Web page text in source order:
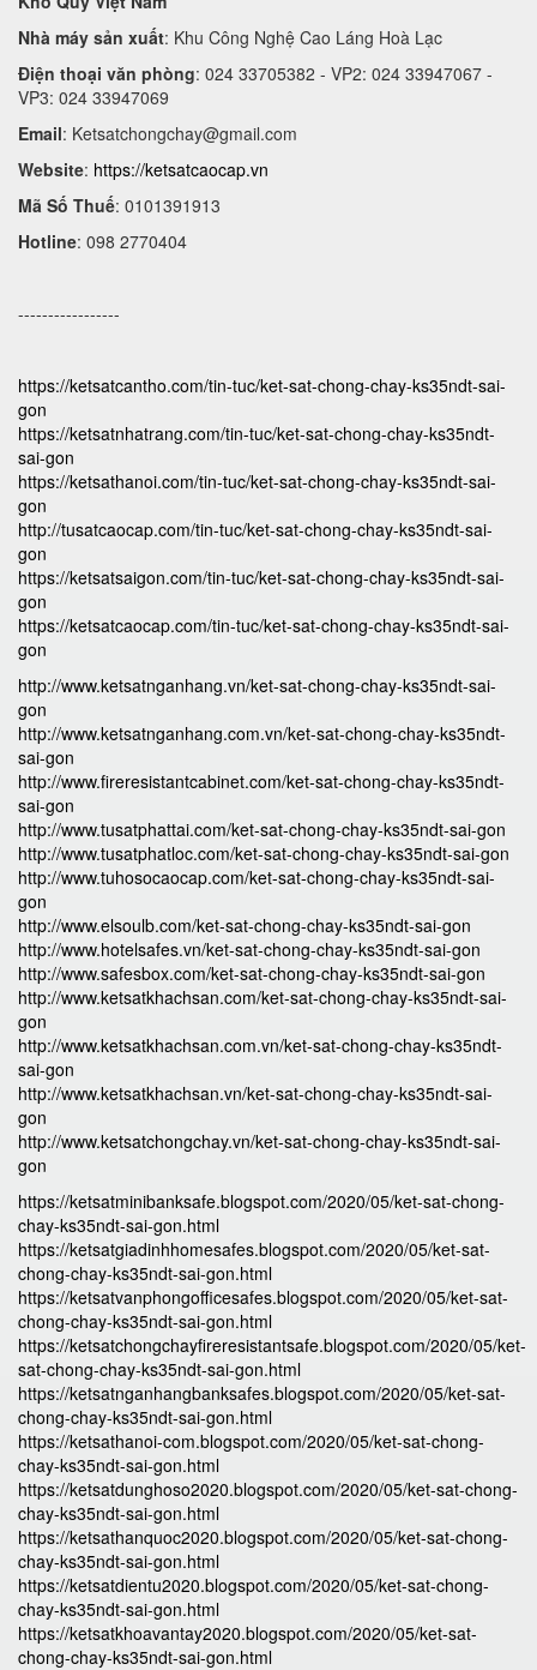
Nhà máy sản xuất: Khu Công Nghệ Cao Láng Hoà Lạc
Điện thoại văn phòng: 024 33705382 - VP2: 024 33947067 -
VP3: 024 33947069
Email: Ketsatchongchay@gmail.com
Website: https://ketsatcaocap.vn
Mã Số Thuế: 0101391913
Hotline: 098 2770404
-----------------
https://ketsatcantho.com/tin-tuc/ket-sat-chong-chay-ks35ndt-sai-
gon
https://ketsatnhatrang.com/tin-tuc/ket-sat-chong-chay-ks35ndt-
sai-gon
https://ketsathanoi.com/tin-tuc/ket-sat-chong-chay-ks35ndt-sai-
gon
http://tusatcaocap.com/tin-tuc/ket-sat-chong-chay-ks35ndt-sai-
gon
https://ketsatsaigon.com/tin-tuc/ket-sat-chong-chay-ks35ndt-sai-
gon
https://ketsatcaocap.com/tin-tuc/ket-sat-chong-chay-ks35ndt-sai-
gon
http://www.ketsatnganhang.vn/ket-sat-chong-chay-ks35ndt-sai-
gon
http://www.ketsatnganhang.com.vn/ket-sat-chong-chay-ks35ndt-
sai-gon
http://www.fireresistantcabinet.com/ket-sat-chong-chay-ks35ndt-
sai-gon
http://www.tusatphattai.com/ket-sat-chong-chay-ks35ndt-sai-gon
http://www.tusatphatloc.com/ket-sat-chong-chay-ks35ndt-sai-gon
http://www.tuhosocaocap.com/ket-sat-chong-chay-ks35ndt-sai-
gon
http://www.elsoulb.com/ket-sat-chong-chay-ks35ndt-sai-gon
http://www.hotelsafes.vn/ket-sat-chong-chay-ks35ndt-sai-gon
http://www.safesbox.com/ket-sat-chong-chay-ks35ndt-sai-gon
http://www.ketsatkhachsan.com/ket-sat-chong-chay-ks35ndt-sai-
gon
http://www.ketsatkhachsan.com.vn/ket-sat-chong-chay-ks35ndt-
sai-gon
http://www.ketsatkhachsan.vn/ket-sat-chong-chay-ks35ndt-sai-
gon
http://www.ketsatchongchay.vn/ket-sat-chong-chay-ks35ndt-sai-
gon
https://ketsatminibanksafe.blogspot.com/2020/05/ket-sat-chong-
chay-ks35ndt-sai-gon.html
https://ketsatgiadinhhomesafes.blogspot.com/2020/05/ket-sat-
chong-chay-ks35ndt-sai-gon.html
https://ketsatvanphongofficesafes.blogspot.com/2020/05/ket-sat-
chong-chay-ks35ndt-sai-gon.html
https://ketsatchongchayfireresistantsafe.blogspot.com/2020/05/ket-
sat-chong-chay-ks35ndt-sai-gon.html
https://ketsatnganhangbanksafes.blogspot.com/2020/05/ket-sat-
chong-chay-ks35ndt-sai-gon.html
https://ketsathanoi-com.blogspot.com/2020/05/ket-sat-chong-
chay-ks35ndt-sai-gon.html
https://ketsatdunghoso2020.blogspot.com/2020/05/ket-sat-chong-
chay-ks35ndt-sai-gon.html
https://ketsathanquoc2020.blogspot.com/2020/05/ket-sat-chong-
chay-ks35ndt-sai-gon.html
https://ketsatdientu2020.blogspot.com/2020/05/ket-sat-chong-
chay-ks35ndt-sai-gon.html
https://ketsatkhoavantay2020.blogspot.com/2020/05/ket-sat-
chong-chay-ks35ndt-sai-gon.html